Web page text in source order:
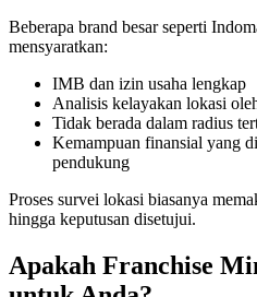
Beberapa brand besar seperti
mensyaratkan:
IMB dan izin usaha lengkap
Analisis kelayakan lokasi
Tidak berada dalam radius
Kemampuan finansial yang
pendukung
Proses survei lokasi biasanya
hingga keputusan disetujui.
Apakah Franchise